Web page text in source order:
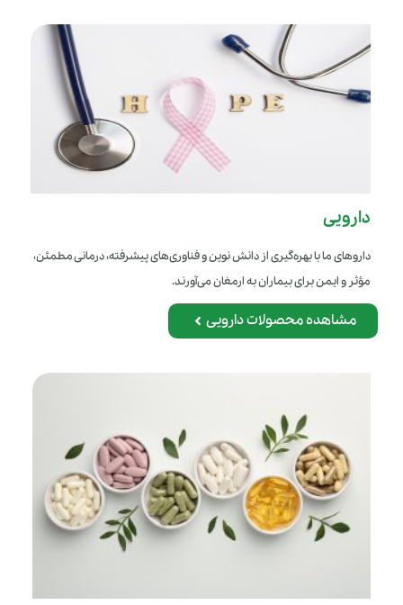
دارویی
داروهای ما با بهره‌گیری از دانش نوین و فناوری‌های پیشرفته، درمانی مطمئن،
مؤثر و ایمن برای بیماران به ارمغان می‌آورند.
مشاهده محصولات دارویی